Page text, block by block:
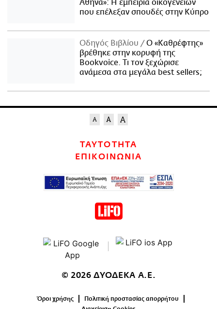
Αθήνα»: Η εμπειρία οικογενειών
που επέλεξαν σπουδές στην Κύπρο
Οδηγός Βιβλίου
Ο «Καθρέφτης»
βρέθηκε στην κορυφή της
Bookvoice. Τι τον ξεχώρισε
ανάμεσα στα μεγάλα best sellers;
ΤΑΥΤΟΤΗΤΑ
ΕΠΙΚΟΙΝΩΝΙΑ
© 2026 ΔΥΟΔΕΚΑ Α.Ε.
Όροι χρήσης
Πολιτική προστασίας απορρήτου